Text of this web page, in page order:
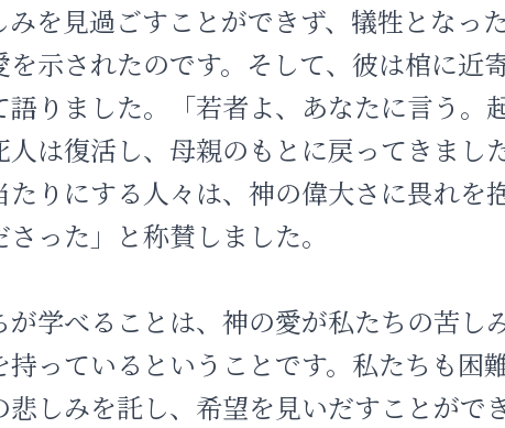
を見過ごすことができず、犠牲となっ
示されたのです。そして、彼は棺に近
語りました。「若者よ、あなたに言う。
は復活し、母親のもとに戻ってきまし
りにする人々は、神の偉大さに畏れを
った」と称賛しました。
学べることは、神の愛が私たちの苦し
っているということです。私たちも困
しみを託し、希望を見いだすことがで